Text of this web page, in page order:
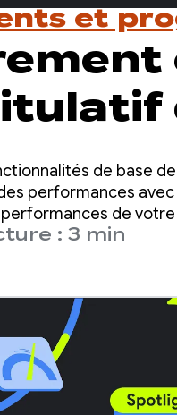
et
de base
performances
de
vous avez besoin
: 3 min